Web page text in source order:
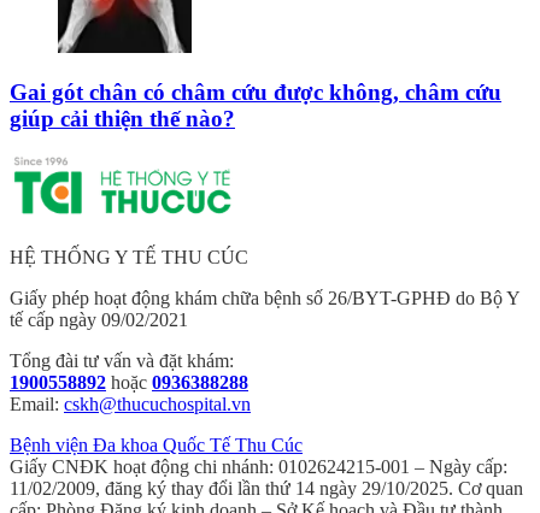
Gai gót chân có châm cứu được không, châm cứu
giúp cải thiện thế nào?
HỆ THỐNG Y TẾ THU CÚC
Giấy phép hoạt động khám chữa bệnh số 26/BYT-GPHĐ do Bộ Y
tế cấp ngày 09/02/2021
Tổng đài tư vấn và đặt khám:
1900558892 hoặc 0936388288
Email: cskh@thucuchospital.vn
Bệnh viện Đa khoa Quốc Tế Thu Cúc
Giấy CNĐK hoạt động chi nhánh: 0102624215-001 – Ngày cấp:
11/02/2009, đăng ký thay đổi lần thứ 14 ngày 29/10/2025. Cơ quan